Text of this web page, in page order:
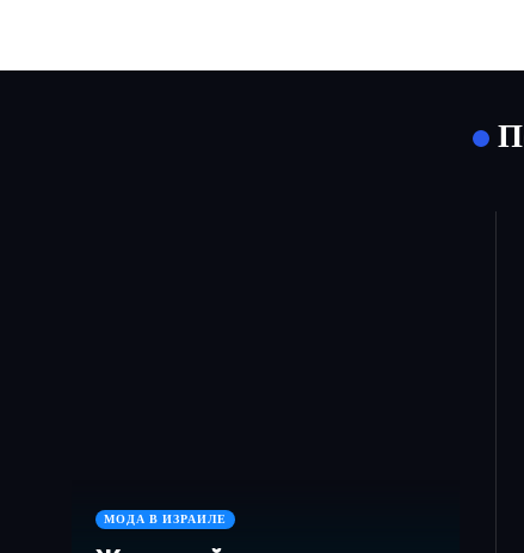
МОДА В ИЗРАИЛЕ